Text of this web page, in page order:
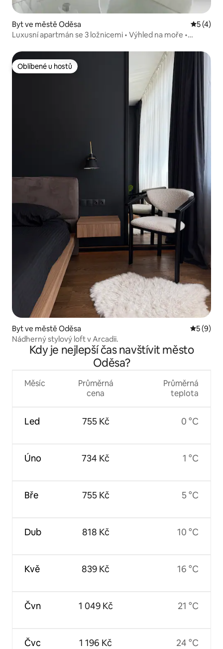
Byt ve městě Oděsa
5 (4)
Luxusní apartmán se 3 ložnicemi • Výhled na moře •
Oblíbené u hostů
Oblíbené u hostů
Byt ve městě Oděsa
5 (9)
Nádherný stylový loft v Arcadii.
Kdy je nejlepší čas navštívit město
Oděsa?
Měsíc
Led
Úno
Bře
Dub
Kvě
Čvn
Čvc
Průměrná
cena
755 Kč
734 Kč
755 Kč
818 Kč
839 Kč
1 049 Kč
1 196 Kč
Průměrná
teplota
0 °C
1 °C
5 °C
10 °C
16 °C
21 °C
24 °C